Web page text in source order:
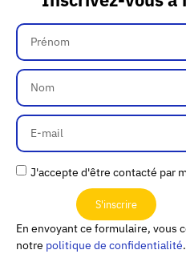
J'accepte d'être contacté par
S'inscrire
En envoyant ce formulaire, vous
notre politique de confidentialité.